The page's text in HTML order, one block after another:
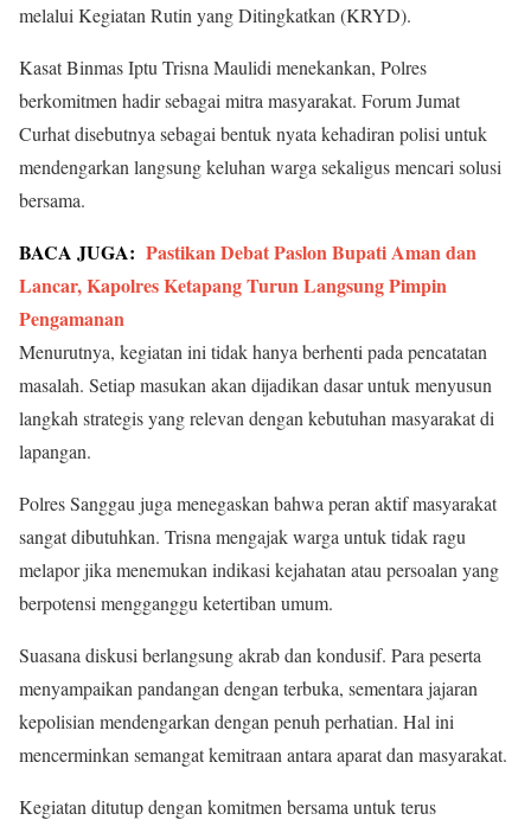
melalui Kegiatan Rutin yang Ditingkatkan (KRYD).
Kasat Binmas Iptu Trisna Maulidi menekankan, Polres
berkomitmen hadir sebagai mitra masyarakat. Forum Jumat
Curhat disebutnya sebagai bentuk nyata kehadiran polisi untuk
mendengarkan langsung keluhan warga sekaligus mencari solusi
bersama.
BACA JUGA: Pastikan Debat Paslon Bupati Aman dan
Lancar, Kapolres Ketapang Turun Langsung Pimpin
Pengamanan
Menurutnya, kegiatan ini tidak hanya berhenti pada pencatatan
masalah. Setiap masukan akan dijadikan dasar untuk menyusun
langkah strategis yang relevan dengan kebutuhan masyarakat di
lapangan.
Polres Sanggau juga menegaskan bahwa peran aktif masyarakat
sangat dibutuhkan. Trisna mengajak warga untuk tidak ragu
melapor jika menemukan indikasi kejahatan atau persoalan yang
berpotensi mengganggu ketertiban umum.
Suasana diskusi berlangsung akrab dan kondusif. Para peserta
menyampaikan pandangan dengan terbuka, sementara jajaran
kepolisian mendengarkan dengan penuh perhatian. Hal ini
mencerminkan semangat kemitraan antara aparat dan masyarakat.
Kegiatan ditutup dengan komitmen bersama untuk terus